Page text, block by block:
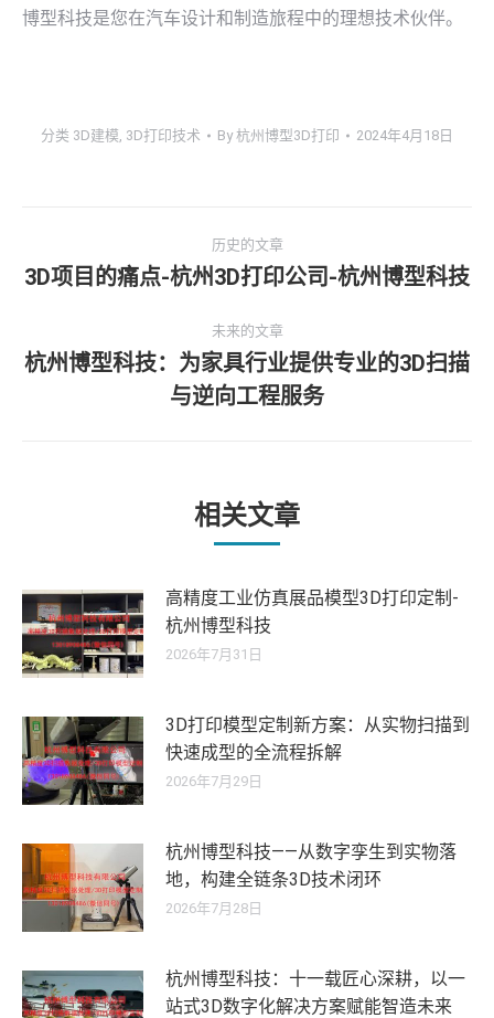
博型科技是您在汽车设计和制造旅程中的理想技术伙伴。
分类 3D建模 3D打印技术 By杭州博型3D打印 2024年4月18日
章
航
历史的文章
历
的
文
章：
3D项目的痛点-杭州3D打印公司-杭州博型科技
未来的文章
未
来
杭州博型科技：为家具行业提供专业的3D扫描
与逆向工程服务
相关文章
高精度工业仿真展品模型3D打印定制-
杭州博型科技
2026年7月31日
3D打印模型定制新方案：从实物扫描到
快速成型的全流程拆解
2026年7月29日
杭州博型科技——从数字孪生到实物落
地，构建全链条3D技术闭环
2026年7月28日
杭州博型科技：十一载匠心深耕，以一
站式3D数字化解决方案赋能智造未来